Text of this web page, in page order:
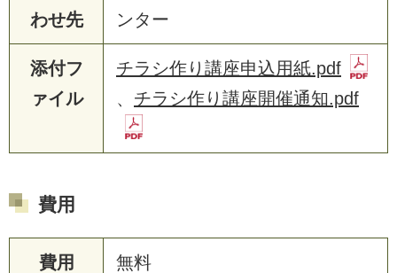
わせ先
ンター
添付フ
ァイル
チラシ作り講座申込用紙.pdf
、 チラシ作り講座開催通知.pdf
費用
費用 無料